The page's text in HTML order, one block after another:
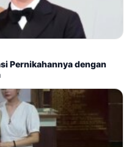
Pernikahannya dengan